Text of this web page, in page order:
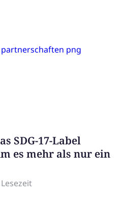
SDG-17-Label
es mehr als nur ein